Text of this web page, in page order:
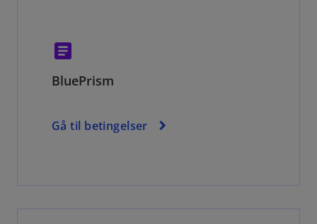
article
BluePrism
Gå til betingelser